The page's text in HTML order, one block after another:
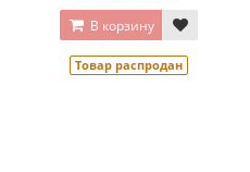
В корзину
Товар распродан